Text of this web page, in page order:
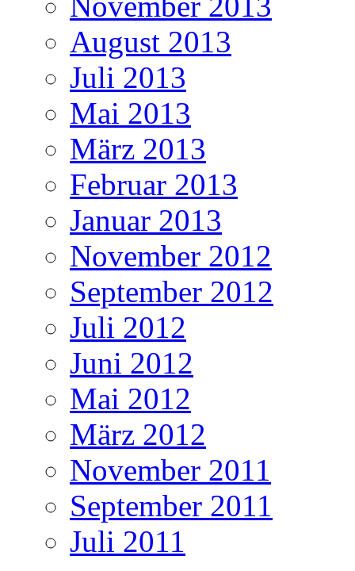
August 2013
Juli 2013
Mai 2013
März 2013
Februar 2013
Januar 2013
November 2012
September 2012
Juli 2012
Juni 2012
Mai 2012
März 2012
November 2011
September 2011
Juli 2011